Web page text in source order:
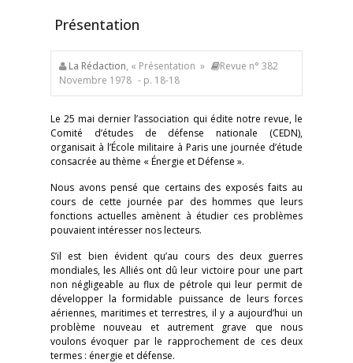
Présentation
La Rédaction, « Présentation »
Revue n° 382
Novembre 1978 - p. 18-18
Le 25 mai dernier l’association qui édite notre revue, le
Comité d’études de défense nationale (CEDN),
organisait à l’École militaire à Paris une journée d’étude
consacrée au thème « Énergie et Défense ».
Nous avons pensé que certains des exposés faits au
cours de cette journée par des hommes que leurs
fonctions actuelles amènent à étudier ces problèmes
pouvaient intéresser nos lecteurs.
S’il est bien évident qu’au cours des deux guerres
mondiales, les Alliés ont dû leur victoire pour une part
non négligeable au flux de pétrole qui leur permit de
développer la formidable puissance de leurs forces
aériennes, maritimes et terrestres, il y a aujourd’hui un
problème nouveau et autrement grave que nous
voulons évoquer par le rapprochement de ces deux
termes : énergie et défense.